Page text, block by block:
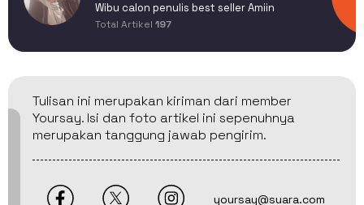
Wibu calon penulis best seller Amiin
Total Artikel 197
Tulisan ini merupakan kiriman dari member
Yoursay. Isi dan foto artikel ini sepenuhnya
merupakan tanggung jawab pengirim.
yoursay@suara.com